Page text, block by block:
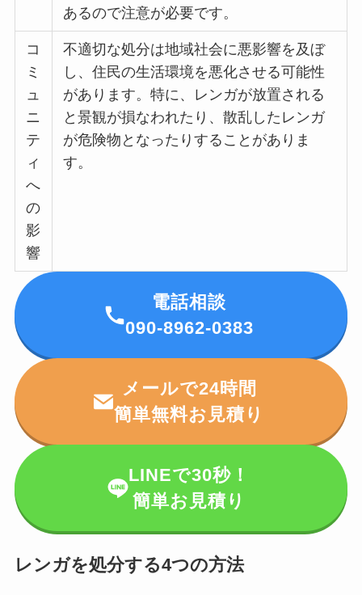
あるので注意が必要です。
コ
ミ
ュ
ニ
テ
ィ
へ
の
影
響
不適切な処分は地域社会に悪影響を及ぼ
し、住民の生活環境を悪化させる可能性
があります。特に、レンガが放置される
と景観が損なわれたり、散乱したレンガ
が危険物となったりすることがありま
す。
電話相談
090-8962-0383
メールで24時間
簡単無料お見積り
LINEで30秒！
簡単お見積り
レンガを処分する4つの方法